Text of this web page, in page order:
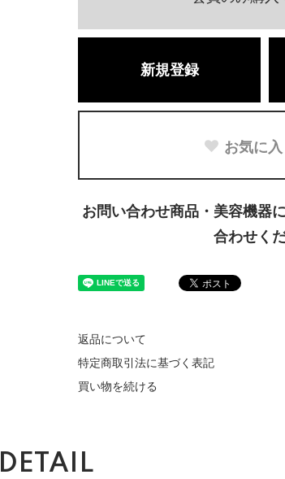
新規登録
お気に
お問い合わせ商品・美容機器
合わせく
返品について
特定商取引法に基づく表記
買い物を続ける
DETAIL